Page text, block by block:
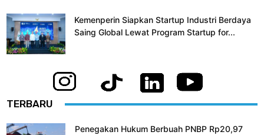
Kemenperin Siapkan Startup Industri Berdaya
Saing Global Lewat Program Startup for...
TERBARU
Penegakan Hukum Berbuah PNBP Rp20,97